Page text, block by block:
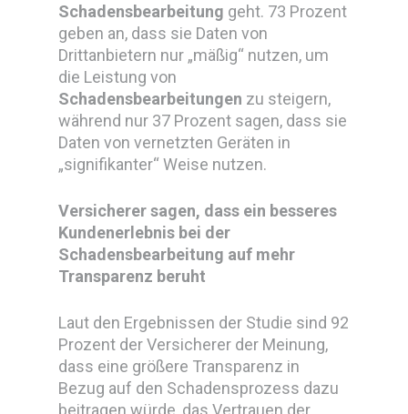
Schadensbearbeitung geht. 73 Prozent
geben an, dass sie Daten von
Drittanbietern nur „mäßig“ nutzen, um
die Leistung von
Schadensbearbeitungen zu steigern,
während nur 37 Prozent sagen, dass sie
Daten von vernetzten Geräten in
„signifikanter“ Weise nutzen.
Versicherer sagen, dass ein besseres
Kundenerlebnis bei der
Schadensbearbeitung auf mehr
Transparenz beruht
Laut den Ergebnissen der Studie sind 92
Prozent der Versicherer der Meinung,
dass eine größere Transparenz in
Bezug auf den Schadensprozess dazu
beitragen würde, das Vertrauen der